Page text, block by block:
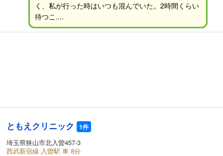
く、私が行った時はいつも混んでいた。2時間くらい
待つこ....
ともえクリニック 1件
埼玉県狭山市北入曽457-3
西武新宿線 入曽駅 車 8分